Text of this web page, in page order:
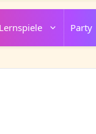
Lernspiele Party